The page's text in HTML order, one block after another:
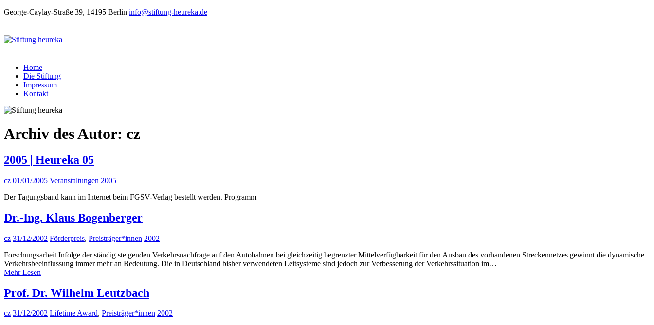
George-Caylay-Straße 39, 14195 Berlin info@stiftung-heureka.de
Home
Die Stiftung
Impressum
Kontakt
Archiv des Autor: cz
2005 | Heureka 05
cz 01/01/2005 Veranstaltungen 2005
Der Tagungsband kann im Internet beim FGSV-Verlag bestellt werden. Programm
Dr.-Ing. Klaus Bogenberger
cz 31/12/2002 Förderpreis, Preisträger*innen 2002
Forschungsarbeit Infolge der ständig steigenden Verkehrsnachfrage auf den Autobahnen bei gleichzeitig begrenzter Mittelverfügbarkeit für den Ausbau des vorhandenen Streckennetzes gewinnt die dynamische
Verkehrsbeeinflussung immer mehr an Bedeutung. Die in Deutschland bisher verwendeten Leitsysteme sind jedoch zur Verbesserung der Verkehrssituation im…
Mehr Lesen
Prof. Dr. Wilhelm Leutzbach
cz 31/12/2002 Lifetime Award, Preisträger*innen 2002